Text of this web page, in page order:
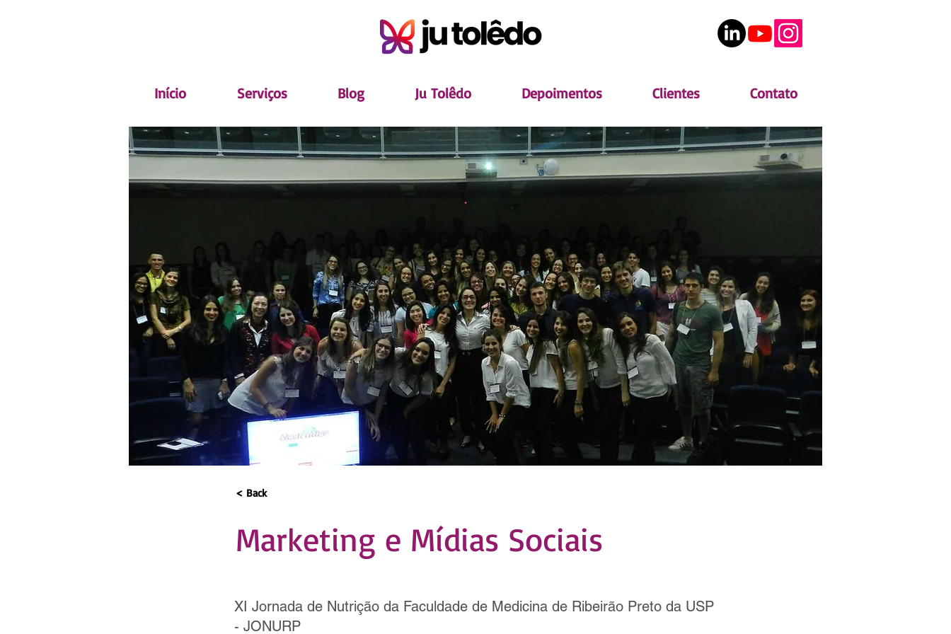
Início Serviços Blog Ju Tolêdo Depoimentos Clientes Contato
< Back
Marketing e Mídias Sociais
XI Jornada de Nutrição da Faculdade de Medicina de Ribeirão Preto da USP
- JONURP